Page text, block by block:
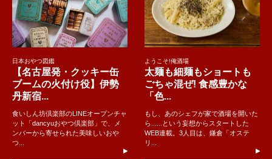
日本おやつ図鑑
【名古屋発・クッキー缶
ブームの火付け役】伊勢
丹新宿...
食いしん坊倶楽部のLINEオープンチャ
ット「dancyuおやつ倶楽部」で、メ
ンバーから寄せられた美味しいおや
つ...
ようこそ!俺酒場
太麺も細麺もショートも
ごちゃ混ぜ! 食感豊かな
「色...
もし、あのシェフが家で酒場を開いた
ら......という妄想からスタートした
WEB連載。3人目は、鎌倉「オステ
リ...